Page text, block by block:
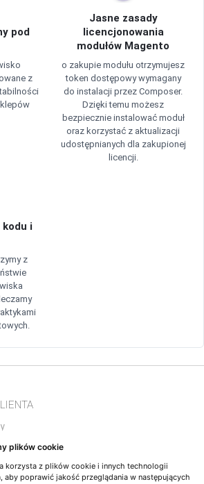
plików cookie
korzysta z plików cookie i innych technologii
aby poprawić jakość przeglądania w następujących
pod
z
Jasne zasady
licencjonowania
modułów Magento
o zakupie modułu otrzymujesz
token dostępowy wymagany
do instalacji przez Composer.
Dzięki temu możesz
bezpiecznie instalować moduł
oraz korzystać z aktualizacji
udostępnianych dla zakupionej
licencji.
kodu i
z